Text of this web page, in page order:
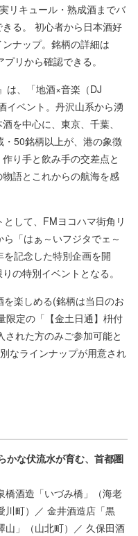
リキュール・熟成酒までバ
る。 初心者から日本酒好
ナップ。銘柄の詳細は
リから確認できる。
は、「地酒×音楽（DJ
イベント。丹沢山系から湧
を中心に、東京、千葉、
50銘柄以上が、港の象徴
り手と飲み手の交差点と
語とこれからの航海を感
して、FMヨコハマ街角リ
「はぁ～いフジタでェ～
記念した特別企画を開
の特別イベントとなる。
楽しめる(銘柄は当日のお
限定の「【金土日通】枡付
れた方のみご参加可能と
なラインナップが用意され
かな伏流水が育む、首都圏
橋酒造「いづみ橋」（海老
川町）／ 金井酒造店「黒
山」（山北町）／ 久保田酒